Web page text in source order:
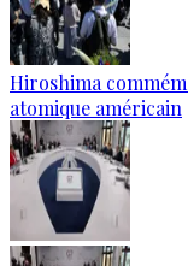
Hiroshima
atomique américain